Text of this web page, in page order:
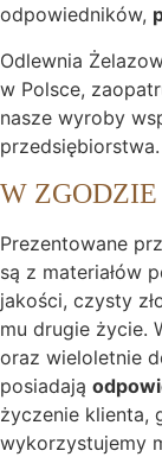
odpowiedników,
Odlewnia
w Polsce,
nasze wyroby
przedsiębiorstwa.
W
Prezentowane
są z materiałów
jakości, czysty
mu drugie życie.
oraz wieloletnie
posiadają
życzenie klienta,
wykorzystujemy